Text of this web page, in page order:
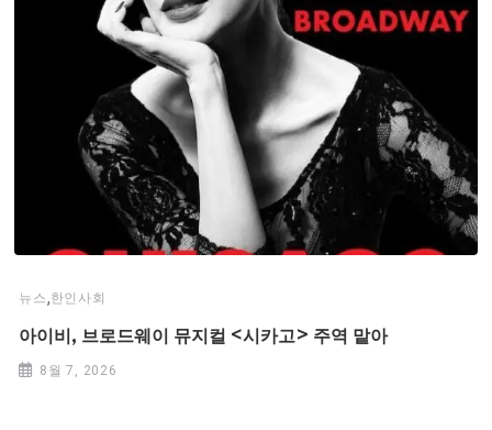
뉴스,한인사회
아이비, 브로드웨이 뮤지컬 <시카고> 주역 맡아
8월 7, 2026